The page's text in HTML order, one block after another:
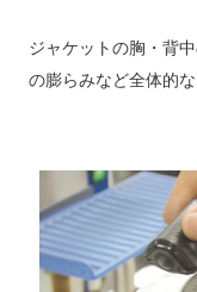
ジャケットの胸・背
の膨らみなど全体的